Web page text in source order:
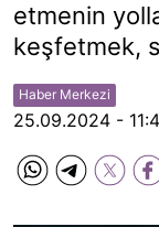
etmenin
keşfetmek,
Haber Merkezi
25.09.2024 -